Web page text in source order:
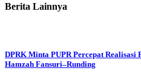
Berita Lainnya
DPRK Minta PUPR Percepat
Hamzah Fansuri–Runding